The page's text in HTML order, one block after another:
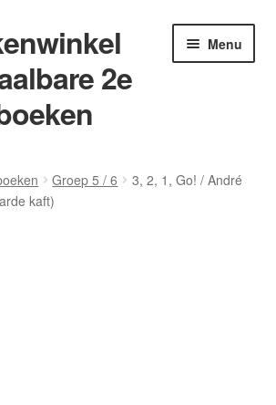
2e
Menu
Groep 5 / 6
3, 2, 1, Go! / André
kaft)